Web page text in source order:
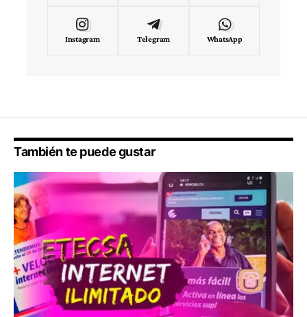
Instagram Telegram WhatsApp
También te puede gustar